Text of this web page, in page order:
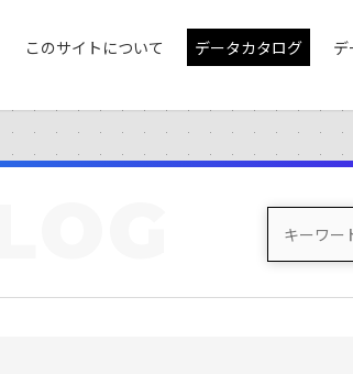
このサイトについて データカタログ